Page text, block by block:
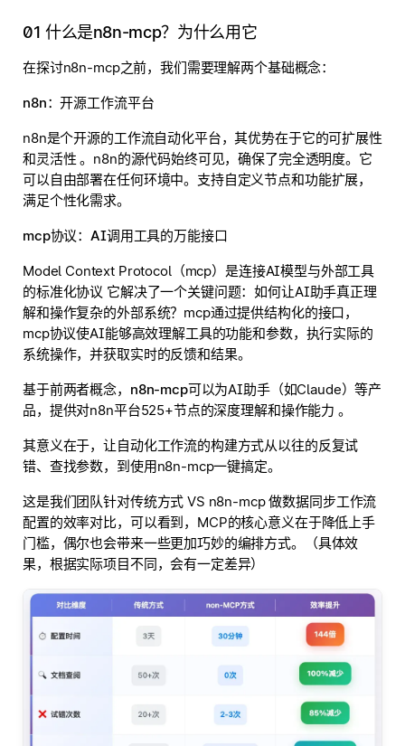
01 什么是n8n-mcp？为什么用它
在探讨n8n-mcp之前，我们需要理解两个基础概念：
n8n：开源工作流平台
n8n是个开源的工作流自动化平台，其优势在于它的可扩展性
和灵活性 。n8n的源代码始终可见，确保了完全透明度。它
可以自由部署在任何环境中。支持自定义节点和功能扩展，
满足个性化需求。
mcp协议：AI调用工具的万能接口
Model Context Protocol（mcp）是连接AI模型与外部工具
的标准化协议 它解决了一个关键问题：如何让AI助手真正理
解和操作复杂的外部系统？mcp通过提供结构化的接口，
mcp协议使AI能够高效理解工具的功能和参数，执行实际的
系统操作，并获取实时的反馈和结果。
基于前两者概念，n8n-mcp可以为AI助手（如Claude）等产
品，提供对n8n平台525+节点的深度理解和操作能力 。
其意义在于，让自动化工作流的构建方式从以往的反复试
错、查找参数，到使用n8n-mcp一键搞定。
这是我们团队针对传统方式 VS n8n-mcp 做数据同步工作流
配置的效率对比，可以看到，MCP的核心意义在于降低上手
门槛，偶尔也会带来一些更加巧妙的编排方式。（具体效
果，根据实际项目不同，会有一定差异）